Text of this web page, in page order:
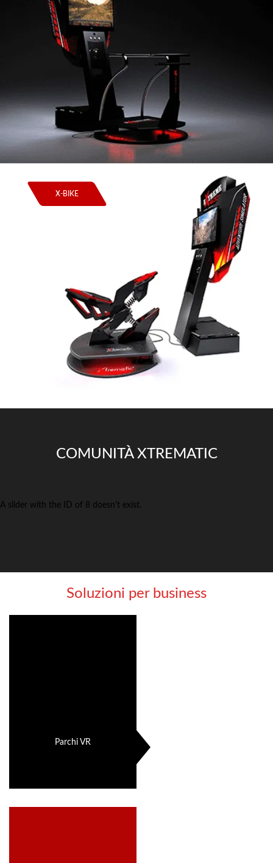
X-BIKE
COMUNITÀ XTREMATIC
A slider with the ID of 8 doesn't exist.
Soluzioni per business
Parchi VR